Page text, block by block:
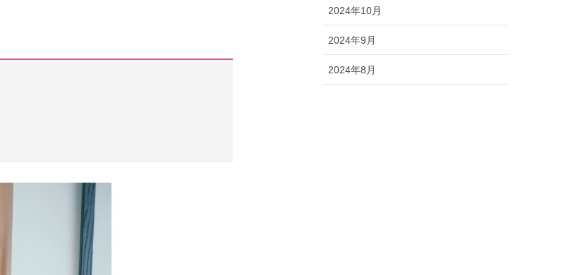
2024年10月
2024年9月
2024年8月